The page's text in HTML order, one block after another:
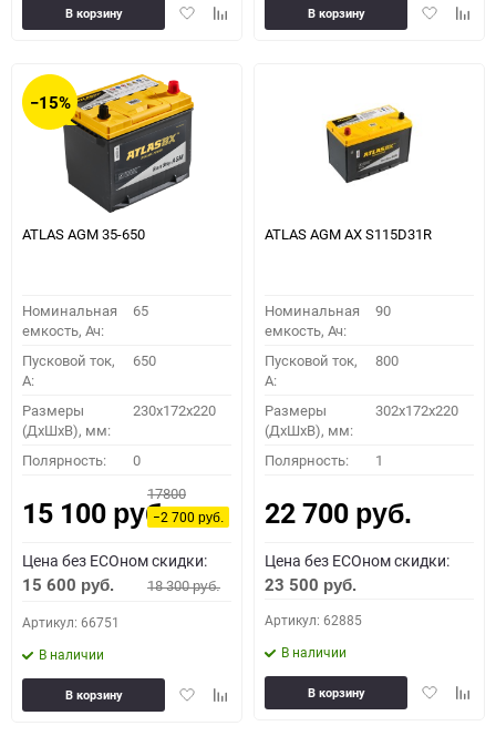
ДобавитьДобавить
В корзину
Добавить
В корзину
−15%
ATLAS AGM 35-650
Номинальная
емкость, Ач:
65
Пусковой ток,
A:
650
Размеры
(ДхШхВ), мм:
230x172x220
Полярность: 0
15 100 руб.
17800
−2 700руб.
Цена без ECOном скидки:
15 600 руб. 18 300руб.
Артикул: 66751
В наличии
ДобавитьДобавить
В корзину
ATLAS AGM AX S115D31R
Номинальная
емкость, Ач:
90
Пусковой ток,
A:
800
Размеры
(ДхШхВ), мм:
302x172x220
Полярность: 1
22 700 руб.
Цена без ECOном скидки:
23 500 руб.
Артикул: 62885
В наличии
Добавить
В корзину